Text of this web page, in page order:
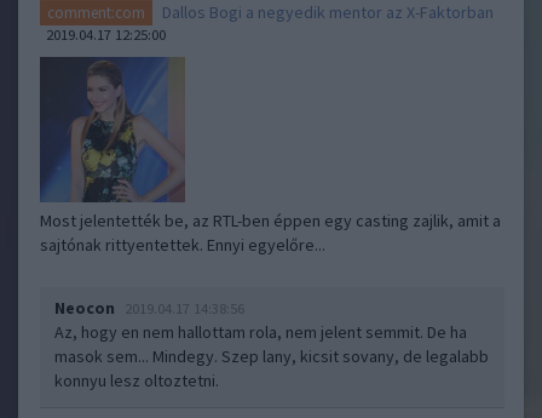
comment:com Dallos Bogi a negyedik mentor az X-Faktorban
2019.04.17 12:25:00
Most jelentették be, az RTL-ben éppen egy casting zajlik, amit a
sajtónak rittyentettek. Ennyi egyelőre...
Neocon 2019.04.17 14:38:56
Az, hogy en nem hallottam rola, nem jelent semmit. De ha
masok sem... Mindegy. Szep lany, kicsit sovany, de legalabb
konnyu lesz oltoztetni.